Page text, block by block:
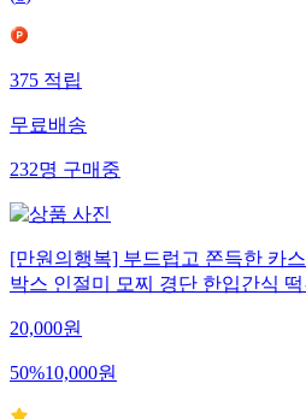
375적립
무료배송
232명구매중
[만원의행복] 부드럽고 쫀득한 카
박스 인절미 모찌 경단 한입간식
20,000원
50%10,000원